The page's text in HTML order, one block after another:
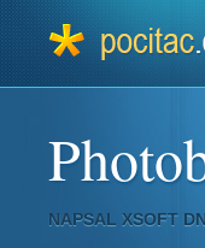
NAPSAL XSOFT